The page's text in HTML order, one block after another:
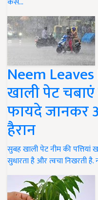
Neem
खाली पेट चबाएं
फायदे जानकर
हैरान
सुबह खाली पेट नीम की पत्तियां
सुधारता है और त्वचा निखरती